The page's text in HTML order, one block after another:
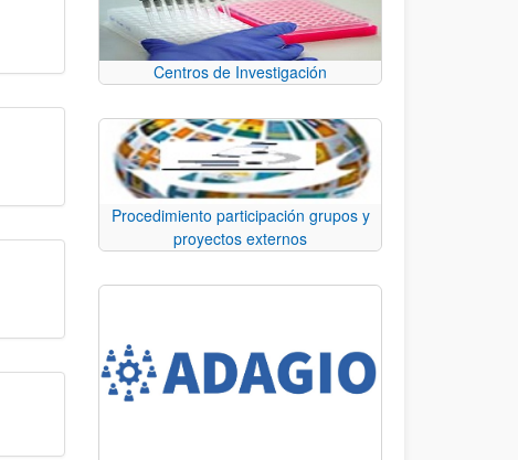
Centros de Investigación
Procedimiento participación grupos y
proyectos externos